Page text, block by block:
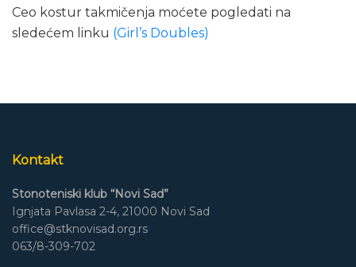
Ceo kostur takmičenja moćete pogledati na
sledećem linku (Girl’s Doubles)
Kontakt
Stonoteniski klub “Novi Sad”
Ignjata Pavlasa 2-4, 21000 Novi Sad
office@stknovisad.org.rs
063/8-309-702